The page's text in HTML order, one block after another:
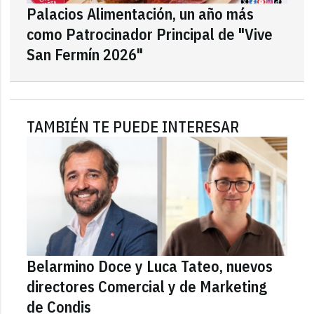
Palacios Alimentación, un año más
como Patrocinador Principal de "Vive
San Fermín 2026"
TAMBIÉN TE PUEDE INTERESAR
Belarmino Doce y Luca Tateo, nuevos
directores Comercial y de Marketing
de Condis